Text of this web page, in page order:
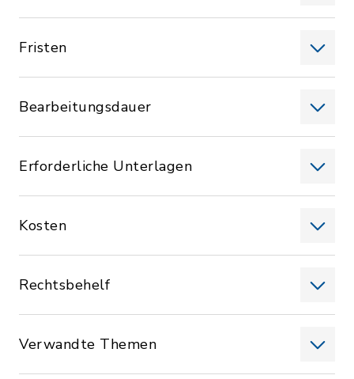
Fristen
Bearbeitungsdauer
Erforderliche Unterlagen
Kosten
Rechtsbehelf
Verwandte Themen